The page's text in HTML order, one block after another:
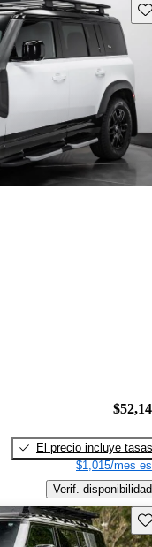
El precio incluye tasas
$1,015/mes
Verif. disponibilidad